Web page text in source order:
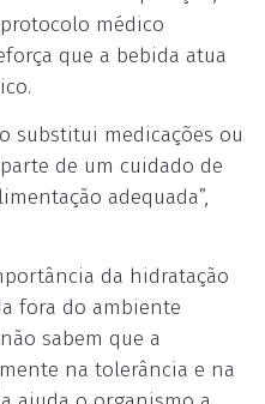
médico
que a bebida atua
substitui medicações ou
de um cuidado de
adequada”,
da hidratação
fora do ambiente
sabem que a
na tolerância e na